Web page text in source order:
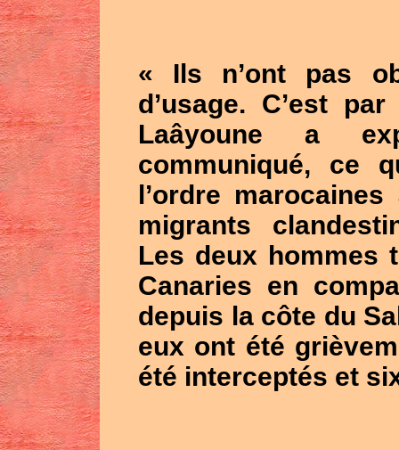
« Ils n’ont pas
d’usage. C’est
Laâyoune a
communiqué, ce
l’ordre
migrants
Les deux hommes
Canaries en
depuis la côte du
eux ont été
été interceptés et